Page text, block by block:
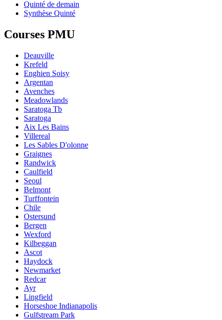
Quinté de demain
Synthèse Quinté
Courses PMU
Deauville
Krefeld
Enghien Soisy
Argentan
Avenches
Meadowlands
Saratoga Tb
Saratoga
Aix Les Bains
Villereal
Les Sables D'olonne
Graignes
Randwick
Caulfield
Seoul
Belmont
Turffontein
Chile
Ostersund
Bergen
Wexford
Kilbeggan
Ascot
Haydock
Newmarket
Redcar
Ayr
Lingfield
Horseshoe Indianapolis
Gulfstream Park